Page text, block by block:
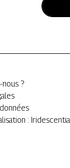
?
: Iridescentia